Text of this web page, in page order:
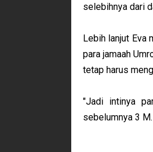
selebihnya dari
Lebih lanjut Eva
para jamaah
tetap harus
"Jadi intinya
sebelumnya 3